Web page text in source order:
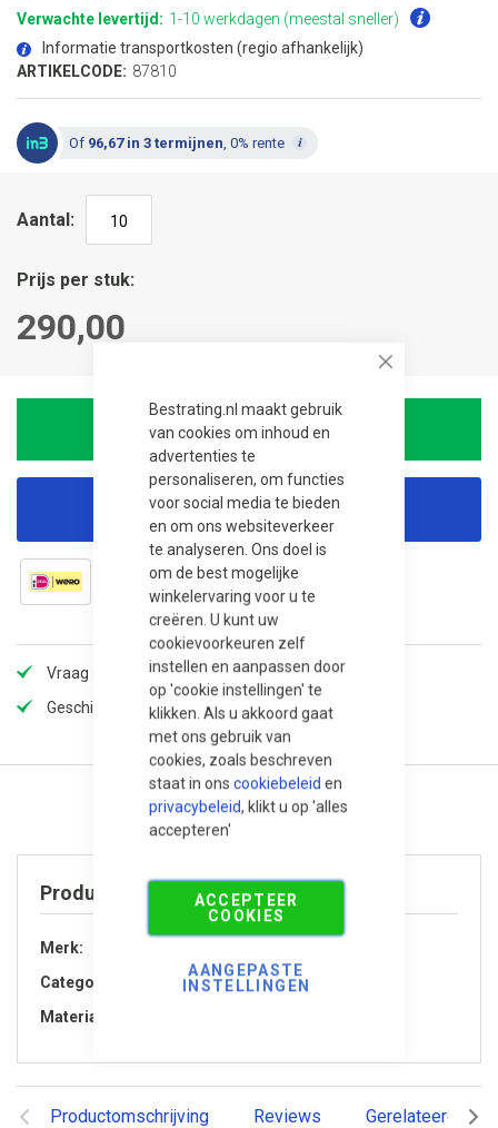
Bestrating.nl maakt gebruik
van cookies om inhoud en
advertenties te
personaliseren, om functies
voor social media te bieden
en om ons websiteverkeer
te analyseren. Ons doel is
om de best mogelijke
winkelervaring voor u te
creëren. U kunt uw
cookievoorkeuren zelf
instellen en aanpassen door
op 'cookie instellingen' te
klikken. Als u akkoord gaat
met ons gebruik van
cookies, zoals beschreven
staat in ons cookiebeleid en
privacybeleid, klikt u op 'alles
accepteren'
ACCEPTEER
COOKIES
AANGEPASTE
INSTELLINGEN
begin
de
afbeeldingen-
Verwachte levertijd: 1-10 werkdagen (meestal sneller)
Informatie transportkosten (regio afhankelijk)
ARTIKELCODE: 87810
Of 96,67 in 3 termijnen, 0% rente
Aantal
Prijs per stuk
290,00
In winkelwagen
Korting aanvragen
Vraag offerte aan voor extra korting!
Geschikt voor maatprojecten
Productomschrijving Reviews Gerelateerde
Product specificaties
Merk
Categorie
Accessoires
Materiaal